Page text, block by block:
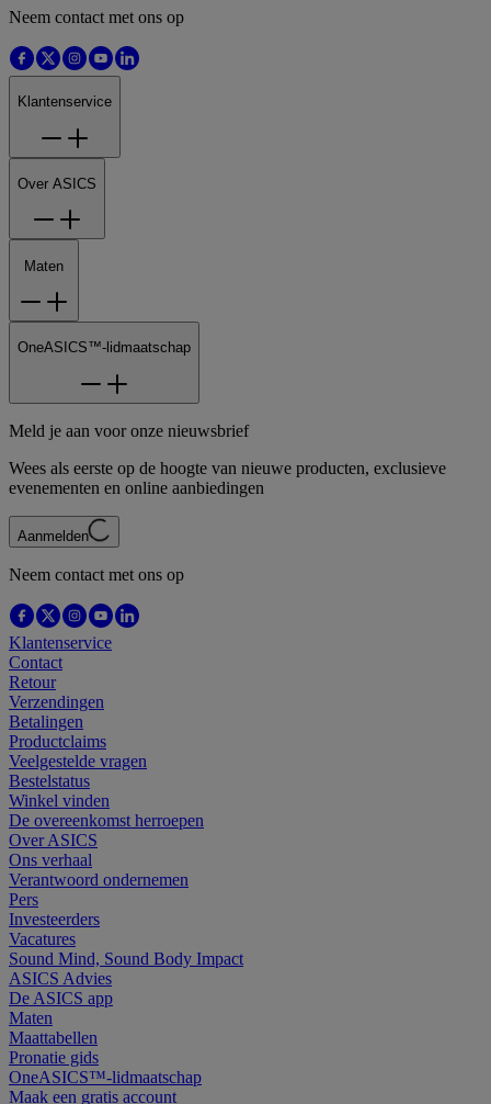
Neem contact met ons op
Klantenservice
Over ASICS
Maten
OneASICS™-lidmaatschap
Meld je aan voor onze nieuwsbrief
Wees als eerste op de hoogte van nieuwe producten, exclusieve
evenementen en online aanbiedingen
Aanmelden
Neem contact met ons op
Klantenservice
Contact
Retour
Verzendingen
Betalingen
Productclaims
Veelgestelde vragen
Bestelstatus
Winkel vinden
De overeenkomst herroepen
Over ASICS
Ons verhaal
Verantwoord ondernemen
Pers
Investeerders
Vacatures
Sound Mind, Sound Body Impact
ASICS Advies
De ASICS app
Maten
Maattabellen
Pronatie gids
OneASICS™-lidmaatschap
Maak een gratis account